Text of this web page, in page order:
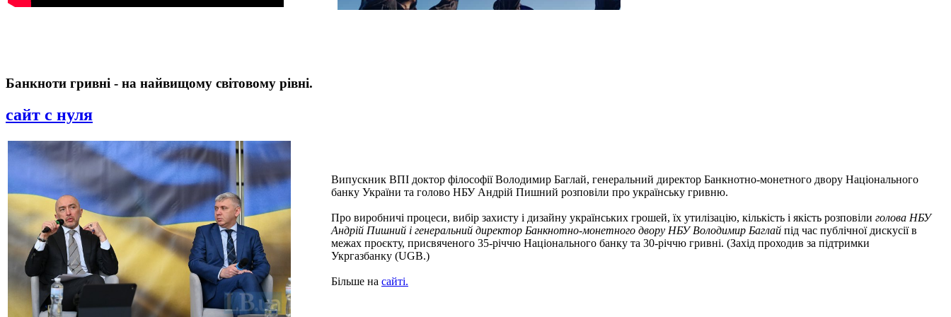
Банкноти гривні - на найвищому світовому рівні.
сайт с нуля
Випускник ВПІ доктор філософії Володимир Баглай, генеральний директор Банкнотно-монетного двору Національного
банку України та голово НБУ Андрій Пишний розповіли про українську гривню.
Про виробничі процеси, вибір захисту і дизайну українських грошей, їх утилізацію, кількість і якість розповіли голова НБУ
Андрій Пишний і генеральний директор Банкнотно-монетного двору НБУ Володимир Баглай під час публічної дискусії в
межах проєкту, присвяченого 35-річчю Національного банку та 30-річчю гривні. (Захід проходив за підтримки
Укргазбанку (UGB.)
Більше на сайті.